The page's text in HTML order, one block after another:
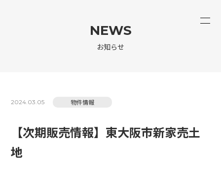
NEWS
お知らせ
2024.03.05 物件情報
【次期販売情報】東大阪市新家売土
地